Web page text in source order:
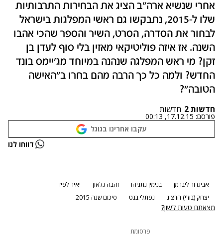
אחרי שנשיא ארה"ב הציג את הבחירות התרבותיות
שלו ל-2015, נתבקשו גם ראשי המפלגות בישראל
לבחור את הסדרה, הסרט, השיר והספר שהכי אהבו
השנה. אז איזה פוליטיקאי מאזין בלי סוף לעדן בן
זקן? מי ראש המפלגה שנהנה במיוחד מג'יימס בונד
החדש? ולמה כל כך הרבה מהם בחרו ב"האישה
הטובה"?
חדשות 2 חדשות
פורסם: 17.12.15, 00:13
עקבו אחרינו בגוגל
נתקלנו בבעיה דווחו לנו
אביגדור ליברמן בנימין נתניהו זהבה גלאון
יאיר לפיד
יצחק (בוז'י) הרצוג
נפתלי בנט סיכום שנה 2015
מצאתם טעות לשון?
פרסומת